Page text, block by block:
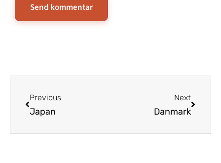
Previous
Japan
Next
Danmark